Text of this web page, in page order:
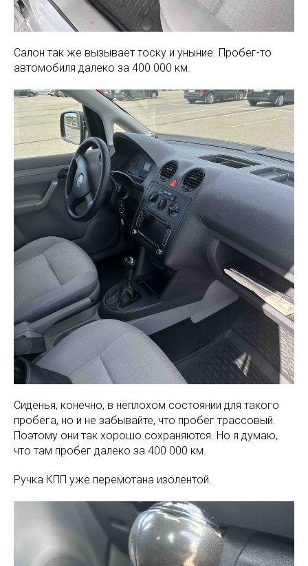
Салон так же вызывает тоску и уныние. Пробег-то
автомобиля далеко за 400 000 км.
Сиденья, конечно, в неплохом состоянии для такого
пробега, но и не забывайте, что пробег трассовый.
Поэтому они так хорошо сохраняются. Но я думаю,
что там пробег далеко за 400 000 км.
Ручка КПП уже перемотана изолентой.